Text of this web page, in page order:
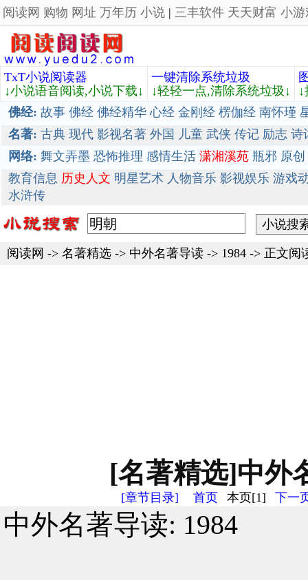
阅读网 购物 网址 万年历 小说 | 三丰软件 天天财富 小游
TxT小说阅读器
↓小说语音阅读,小说下载↓
一键清除系统垃圾
↓轻轻一点,清除系统垃圾↓
佛经: 故事 佛经 佛经精华 心经 金刚经 楞伽经 南怀瑾
名著: 古典 现代 影视名著 外国 儿童 武侠 传记 励志 诗
网络: 舞文弄墨 恐怖推理 感情生活 潇湘溪苑 瓶邪 原创
教育信息 历史人文 明星艺术 人物音乐 影视娱乐 游戏
水浒传
阅读网 -> 名著精选 -> 中外名著导读 -> 1984 -> 正文阅
[名著精选]中外
[章节目录] 首页 本页[1] 下一
中外名著导读: 1984